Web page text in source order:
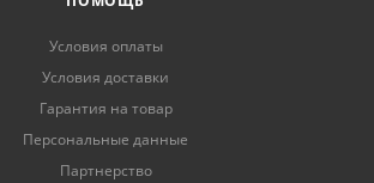
Условия оплаты
Условия доставки
Гарантия на товар
Персональные данные
Партнерство